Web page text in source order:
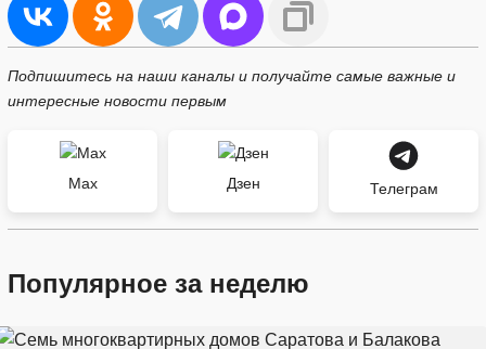
Подпишитесь на наши каналы и получайте самые важные и
интересные новости первым
Max Дзен Телеграм
Популярное за неделю